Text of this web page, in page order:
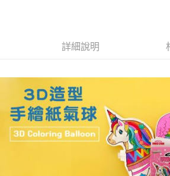
用戶於交易時，得透過本服務購買商品或服務，
買賣價金債權讓與本公司後，依約使用本公司帳
2.基於同意付款使用「大哥付你分期」之契約關
資料（包含姓名、電話或地址）提供予台灣大哥
由本公司與您本人進行分期帳單所需資料之確認、
3.完整用戶服務條款，請詳閱以下連結：https://
２．訂單成立數日內，您將收到繳費通知簡訊。
３．收到繳費通知簡訊後14天內，點擊此簡訊中
購買商品的店家。未經商家同意取消之訂單仍視
後付繳納相關費用。
※ 交易是否成功請以「AFTEE先享後付 」之結
是否繳費成功／繳費後需取消欲退款等相關疑問
客戶支援中心」https://
１．透過由恩沛科技股份有限公司提供之「
易，需依本服務之必要範圍內提供個人資料，並
每筆NT$70，滿NT$899(含以上)免運費
每筆NT$100，滿NT$1,000(含以上)免運費
京站台北店客服中心(1F星巴克旁) 即日起
請自備購物袋，若需購買紙袋可現場詢問
免運費
詳細說明